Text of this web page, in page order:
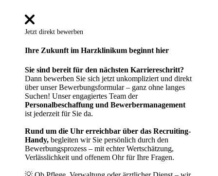
Jetzt direkt bewerben
Ihre Zukunft im Harzklinikum beginnt hier
Sie sind bereit für den nächsten Karriereschritt?
Dann bewerben Sie sich jetzt unkompliziert und direkt
über unser Bewerbungsformular – ganz ohne langes
Suchen! Unser engagiertes Team der
Personalbeschaffung und Bewerbermanagement
ist jederzeit für Sie da.
Rund um die Uhr erreichbar über das Recruiting-
Handy, begleiten wir Sie persönlich durch den
Bewerbungsprozess – mit echter Wertschätzung,
Verlässlichkeit und offenem Ohr für Ihre Fragen.